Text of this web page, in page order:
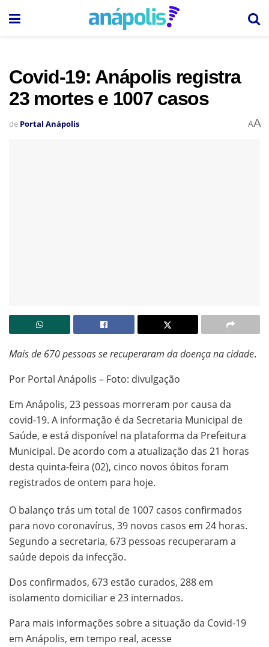
Covid-19: Anápolis registra
23 mortes e 1007 casos
de Portal Anápolis AA
Mais de 670 pessoas se recuperaram da doença na cidade.
Por Portal Anápolis – Foto: divulgação
Em Anápolis, 23 pessoas morreram por causa da
covid-19. A informação é da Secretaria Municipal de
Saúde, e está disponível na plataforma da Prefeitura
Municipal. De acordo com a atualização das 21 horas
desta quinta-feira (02), cinco novos óbitos foram
registrados de ontem para hoje.
O balanço trás um total de 1007 casos confirmados
para novo coronavírus, 39 novos casos em 24 horas.
Segundo a secretaria, 673 pessoas recuperaram a
saúde depois da infecção.
Dos confirmados, 673 estão curados, 288 em
isolamento domiciliar e 23 internados.
Para mais informações sobre a situação da Covid-19
em Anápolis, em tempo real, acesse